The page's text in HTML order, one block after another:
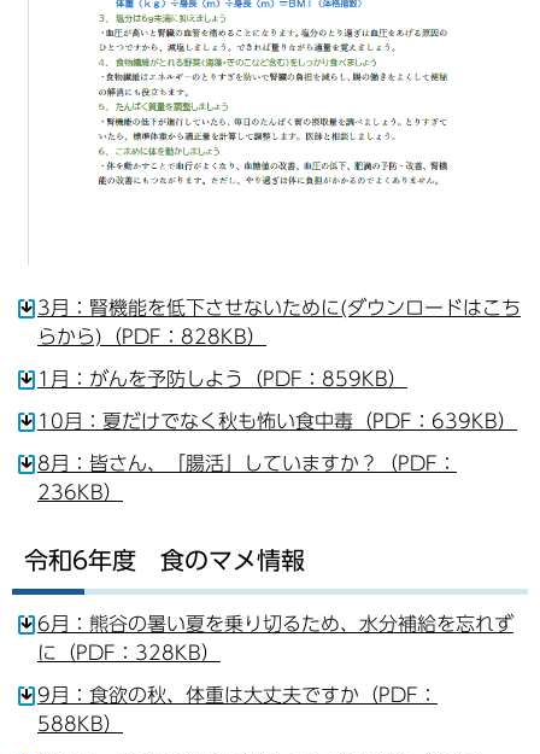
3月：腎機能を低下させないために(ダウンロードはこち
らから)（PDF：828KB）
1月：がんを予防しよう（PDF：859KB）
10月：夏だけでなく秋も怖い食中毒（PDF：639KB）
8月：皆さん、「腸活」していますか？（PDF：
236KB）
令和6年度 食のマメ情報
6月：熊谷の暑い夏を乗り切るため、水分補給を忘れず
に（PDF：328KB）
9月：食欲の秋、体重は大丈夫ですか（PDF：
588KB）